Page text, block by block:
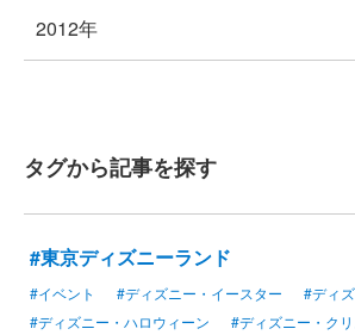
2012年
タグから記事を探す
#東京ディズニーランド
#イベント #ディズニー・イースター
#ディ
#ディズニー・ハロウィーン
#ディズニー・ク